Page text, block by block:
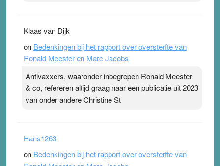
Klaas van Dijk
on Bedenkingen bij het rapport over oversterfte van
Ronald Meester en Marc Jacobs
Antivaxxers, waaronder inbegrepen Ronald Meester
& co, refereren altijd graag naar een publicatie uit 2023
van onder andere Christine St
Hans1263
on Bedenkingen bij het rapport over oversterfte van